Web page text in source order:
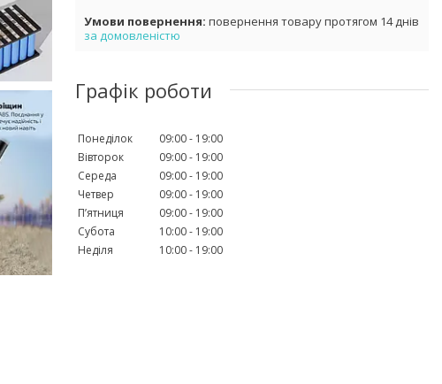
повернення товару протягом 14 днів
за домовленістю
Графік роботи
Понеділок 09:00
19:00
Вівторок
09:00
19:00
Середа
09:00
19:00
Четвер
09:00
19:00
Пʼятниця
09:00
19:00
Субота
10:00
19:00
Неділя
10:00 19:00